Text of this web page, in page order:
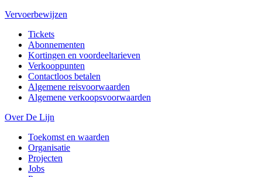
Vervoerbewijzen
Tickets
Abonnementen
Kortingen en voordeeltarieven
Verkooppunten
Contactloos betalen
Algemene reisvoorwaarden
Algemene verkoopsvoorwaarden
Over De Lijn
Toekomst en waarden
Organisatie
Projecten
Jobs